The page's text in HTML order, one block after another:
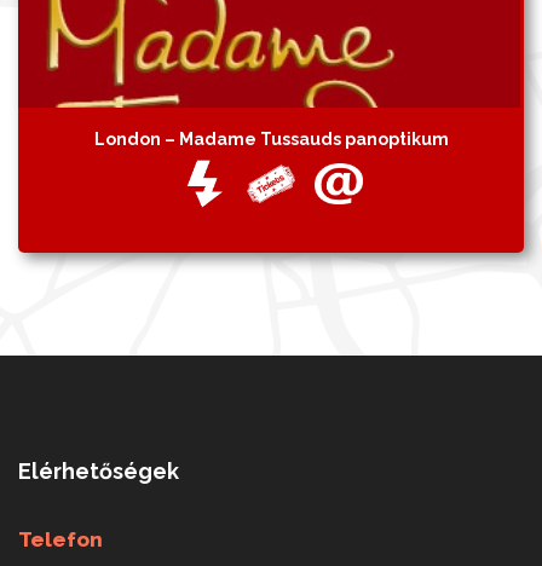
London – Madame Tussauds panoptikum
Elérhetőségek
Telefon